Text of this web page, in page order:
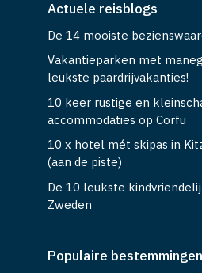
Actuele reisblogs
De 14 mooiste
Vakantieparken met
leukste paardrijvakanties!
10 keer rustige en
accommodaties op Corfu
10 x hotel mét skipas in
(aan de piste)
De 10 leukste
Zweden
Populaire bestemmingen